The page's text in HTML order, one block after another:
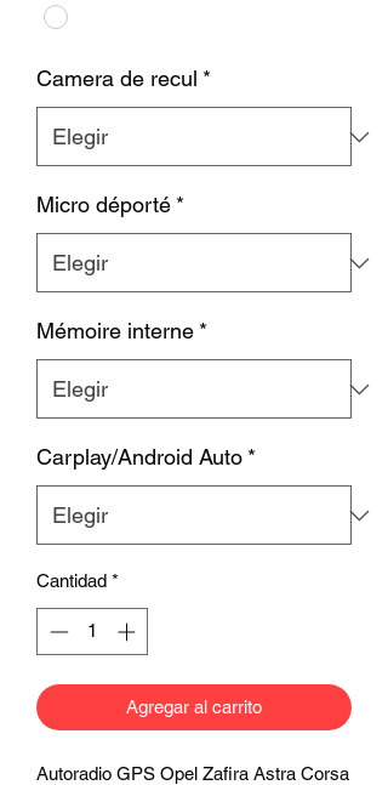
Camera de recul *
Micro déporté *
Mémoire interne *
Carplay/Android Auto *
Cantidad *
Agregar al carrito
Autoradio GPS Opel Zafira Astra Corsa